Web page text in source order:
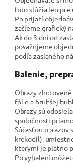
foto slúžia len pre
Po prijatí
zašleme grafický
Ak do 3 dní od
považujeme
podľa zaslaného
Balenie,
Obrazy zhotovené
fólie a hrubšej
Obrazy sú
spoločnosti
Súčasťou obrazov
krokodíl),
ktorými je plátno
Po vybalení